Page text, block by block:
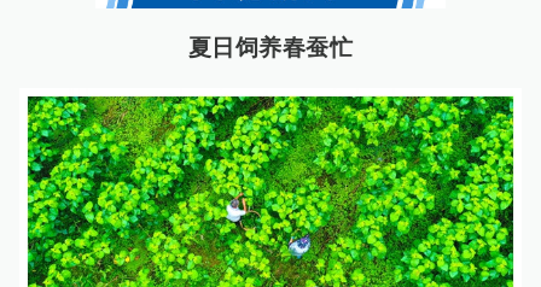
夏日饲养春蚕忙